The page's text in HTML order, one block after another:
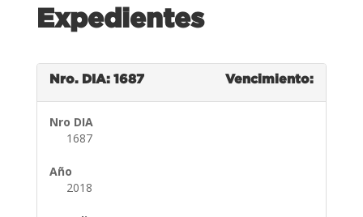
Expedientes
Nro. DIA: 1687 Vencimiento:
Nro DIA
1687
Año
2018